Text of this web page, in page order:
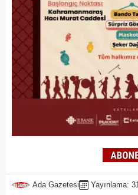
Ada Gazetesi Yayınlama: